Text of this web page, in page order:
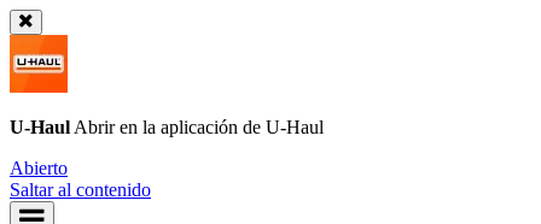
U-Haul Abrir en la aplicación de U-Haul
Abierto
Saltar al contenido